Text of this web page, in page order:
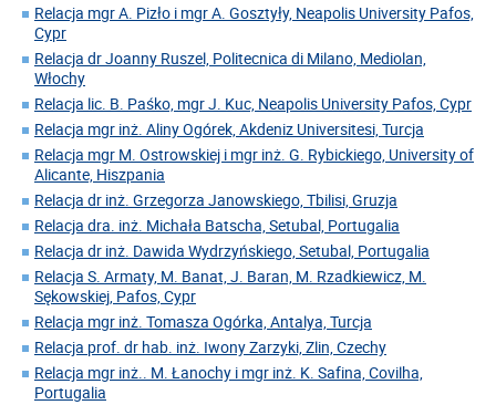
Relacja mgr A. Pizło i mgr A. Gosztyły, Neapolis University Pafos,
Cypr
Relacja dr Joanny Ruszel, Politecnica di Milano, Mediolan,
Włochy
Relacja lic. B. Paśko, mgr J. Kuc, Neapolis University Pafos, Cypr
Relacja mgr inż. Aliny Ogórek, Akdeniz Universitesi, Turcja
Relacja mgr M. Ostrowskiej i mgr inż. G. Rybickiego, University of
Alicante, Hiszpania
Relacja dr inż. Grzegorza Janowskiego, Tbilisi, Gruzja
Relacja dra. inż. Michała Batscha, Setubal, Portugalia
Relacja dr inż. Dawida Wydrzyńskiego, Setubal, Portugalia
Relacja S. Armaty, M. Banat, J. Baran, M. Rzadkiewicz, M.
Sękowskiej, Pafos, Cypr
Relacja mgr inż. Tomasza Ogórka, Antalya, Turcja
Relacja prof. dr hab. inż. Iwony Zarzyki, Zlin, Czechy
Relacja mgr inż.. M. Łanochy i mgr inż. K. Safina, Covilha,
Portugalia